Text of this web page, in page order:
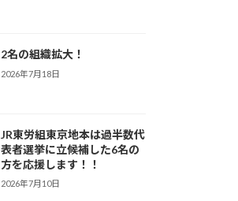
2名の組織拡大！
2026年7月18日
JR東労組東京地本は過半数代
表者選挙に立候補した6名の
方を応援します！！
2026年7月10日